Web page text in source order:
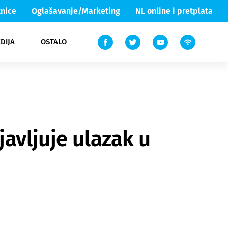
Oglašavanje/Marketing NL online i pretplata
OSTALO
Lika & Senj
TV
ulazak u